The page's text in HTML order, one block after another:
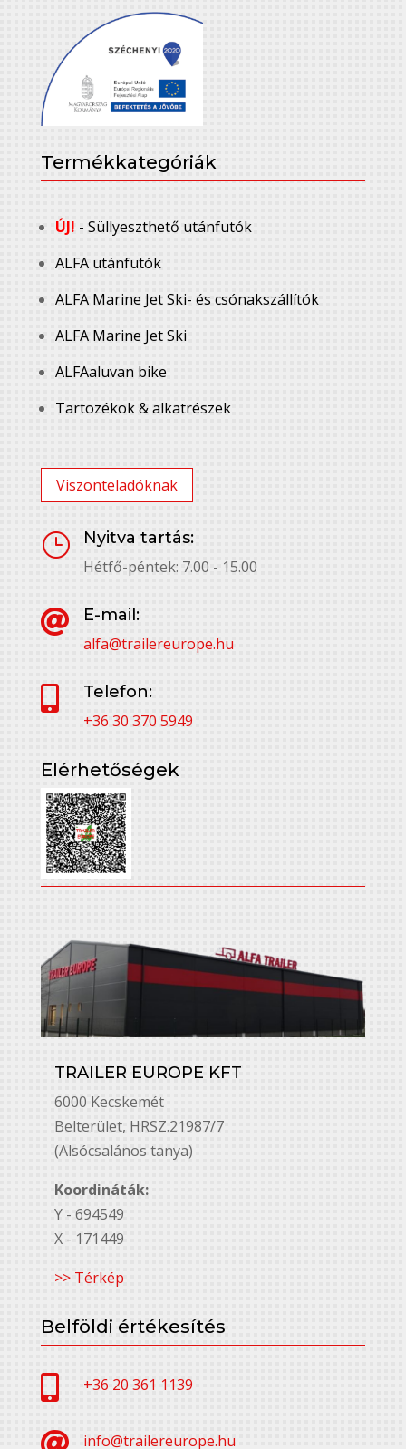
Termékkategóriák
ÚJ! - Süllyeszthető utánfutók
ALFA utánfutók
ALFA Marine Jet Ski- és csónakszállítók
ALFA Marine Jet Ski
ALFAaluvan bike
Tartozékok & alkatrészek
Viszonteladóknak
}
Nyitva tartás:
Hétfő-péntek: 7.00 - 15.00

E-mail:
alfa@trailereurope.hu

Telefon:
+36 30 370 5949
Elérhetőségek
TRAILER EUROPE KFT
6000 Kecskemét
Belterület, HRSZ.21987/7
(Alsócsalános tanya)
Koordináták:
Y - 694549
X - 171449
>> Térkép
Belföldi értékesítés
 +36 20 361 1139
info@trailereurope.hu